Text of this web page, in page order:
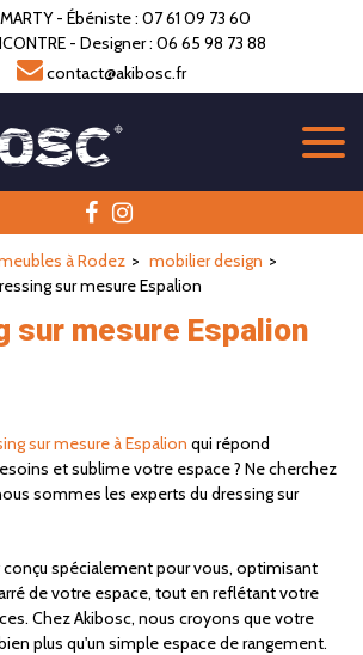
- Ébéniste : 07 61 09 73 60
- Designer : 06 65 98 73 88
contact@akibosc.fr
à Rodez
mobilier design
sur mesure Espalion
sur mesure Espalion
sur mesure à Espalion qui répond
et sublime votre espace ? Ne cherchez
sommes les experts du dressing sur
conçu spécialement pour vous, optimisant
de votre espace, tout en reflétant votre
Chez Akibosc, nous croyons que votre
plus qu'un simple espace de rangement.
cookies